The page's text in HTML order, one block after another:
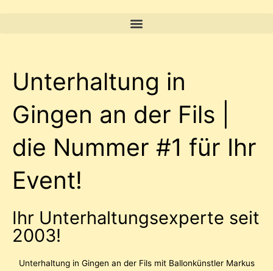
Unterhaltung in
Gingen an der Fils |
die Nummer #1 für Ihr
Event!
Ihr Unterhaltungsexperte seit
2003!
Unterhaltung in Gingen an der Fils mit BallonkünstlerMarkus